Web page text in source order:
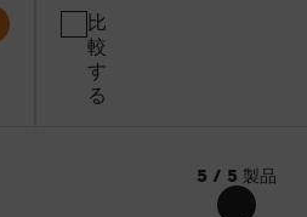
比
較
す
る
5 / 5 製品